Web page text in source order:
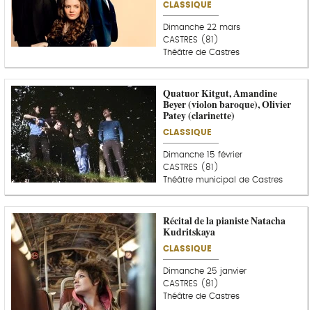
CLASSIQUE
Dimanche 22 mars
CASTRES (81)
Théâtre de Castres
Quatuor Kitgut, Amandine
Beyer (violon baroque), Olivier
Patey (clarinette)
CLASSIQUE
Dimanche 15 février
CASTRES (81)
Théâtre municipal de Castres
Récital de la pianiste Natacha
Kudritskaya
CLASSIQUE
Dimanche 25 janvier
CASTRES (81)
Théâtre de Castres